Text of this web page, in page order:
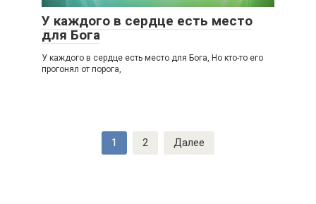
У каждого в сердце есть место
для Бога
У каждого в сердце есть место для Бога, Но кто-то его
прогонял от порога,
1 2 Далее